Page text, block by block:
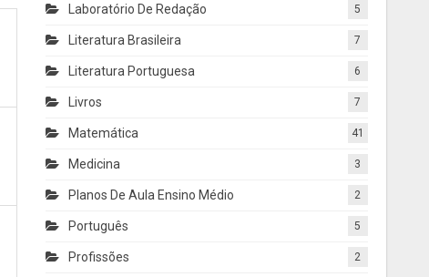
Laboratório De Redação 5
Literatura Brasileira 7
Literatura Portuguesa 6
Livros 7
Matemática 41
Medicina 3
Planos De Aula Ensino Médio 2
Português 5
Profissões 2